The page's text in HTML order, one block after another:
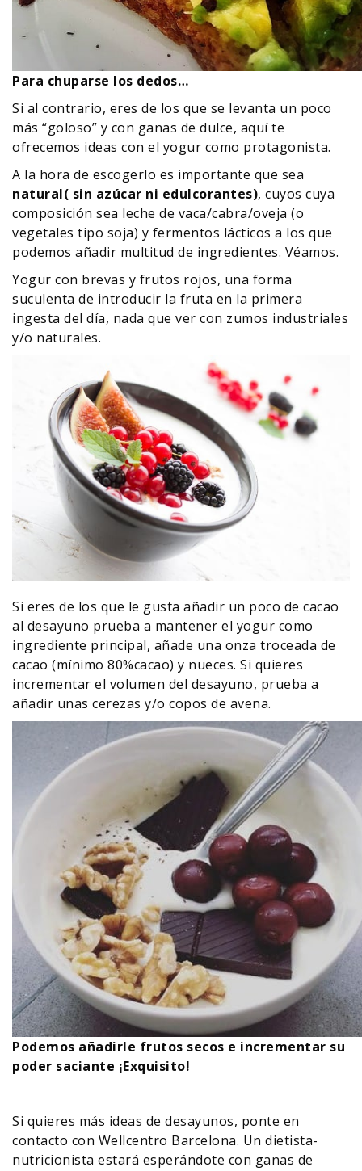
Para chuparse los dedos…
Si al contrario, eres de los que se levanta un poco
más “goloso” y con ganas de dulce, aquí te
ofrecemos ideas con el yogur como protagonista.
A la hora de escogerlo es importante que sea
natural( sin azúcar ni edulcorantes), cuyos cuya
composición sea leche de vaca/cabra/oveja (o
vegetales tipo soja) y fermentos lácticos a los que
podemos añadir multitud de ingredientes. Véamos.
Yogur con brevas y frutos rojos, una forma
suculenta de introducir la fruta en la primera
ingesta del día, nada que ver con zumos industriales
y/o naturales.
Si eres de los que le gusta añadir un poco de cacao
al desayuno prueba a mantener el yogur como
ingrediente principal, añade una onza troceada de
cacao (mínimo 80%cacao) y nueces. Si quieres
incrementar el volumen del desayuno, prueba a
añadir unas cerezas y/o copos de avena.
Podemos añadirle frutos secos e incrementar su
poder saciante ¡Exquisito!
Si quieres más ideas de desayunos, ponte en
contacto con Wellcentro Barcelona. Un dietista-
nutricionista estará esperándote con ganas de